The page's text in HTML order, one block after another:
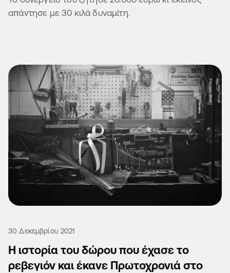
απάντησε με 30 κιλά δυναμίτη.
30 Δεκεμβρίου 2021
Η ιστορία του δώρου που έχασε το
ρεβεγιόν και έκανε Πρωτοχρονιά στο